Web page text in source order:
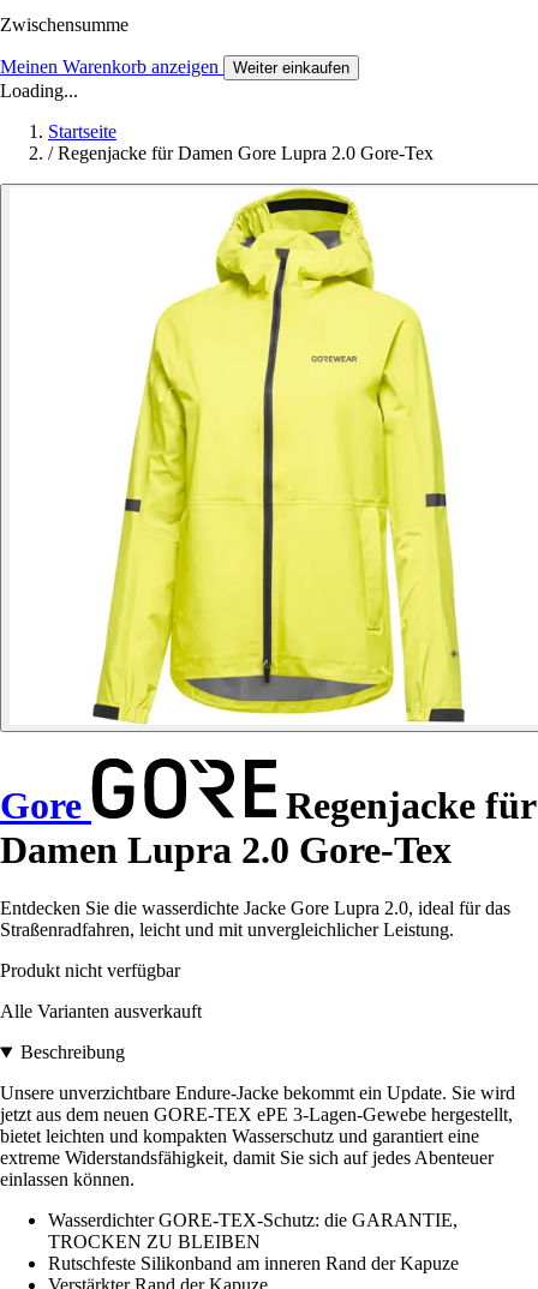
Zwischensumme
Meinen Warenkorb anzeigen Weiter einkaufen
Loading...
Startseite
/ Regenjacke für Damen Gore Lupra 2.0 Gore-Tex
Gore
Regenjacke für
Damen Lupra 2.0 Gore-Tex
Entdecken Sie die wasserdichte Jacke Gore Lupra 2.0, ideal für das
Straßenradfahren, leicht und mit unvergleichlicher Leistung.
Produkt nicht verfügbar
Alle Varianten ausverkauft
Beschreibung
Unsere unverzichtbare Endure-Jacke bekommt ein Update. Sie wird
jetzt aus dem neuen GORE-TEX ePE 3-Lagen-Gewebe hergestellt,
bietet leichten und kompakten Wasserschutz und garantiert eine
extreme Widerstandsfähigkeit, damit Sie sich auf jedes Abenteuer
einlassen können.
Wasserdichter GORE-TEX-Schutz: die GARANTIE,
TROCKEN ZU BLEIBEN
Rutschfeste Silikonband am inneren Rand der Kapuze